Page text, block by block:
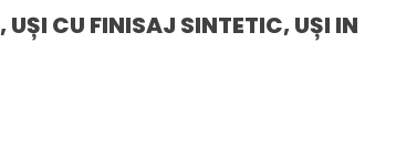
,UȘI CU FINISAJ SINTETIC,UȘI IN